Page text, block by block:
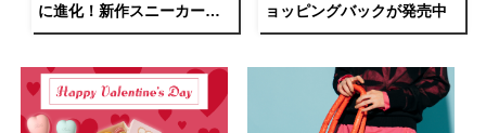
に進化！新作スニーカーが
発売
ョッピングバックが発売中